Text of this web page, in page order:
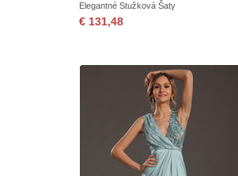
Elegantné Stužková Šaty
€ 131,48